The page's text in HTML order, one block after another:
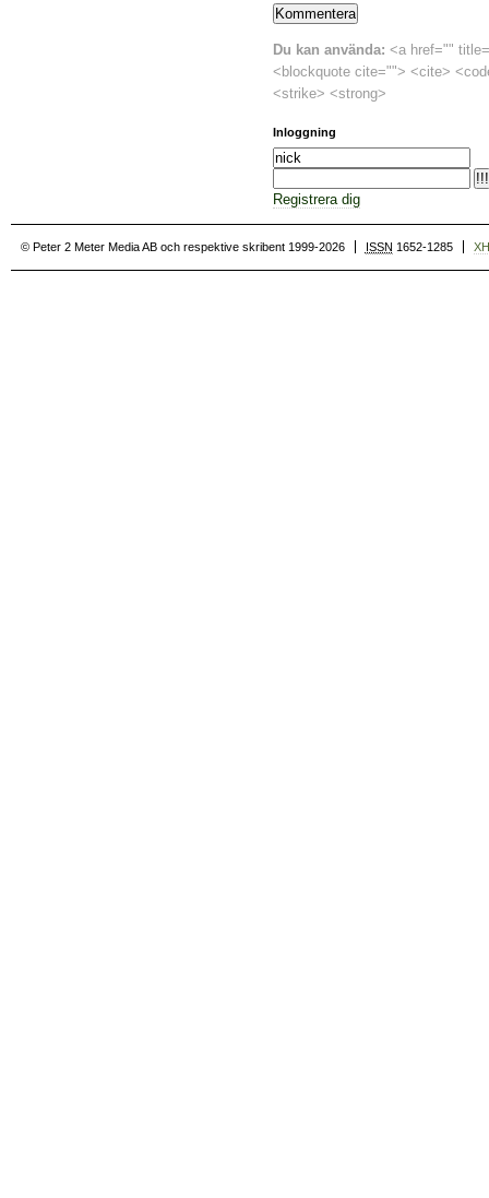
Du kan använda: <a href=""
<blockquote cite=""> <cite>
<strike> <strong>
Inloggning
Registrera dig
© Peter 2 Meter Media AB och respektive skribent 1999-2026 ISSN 1652-1285